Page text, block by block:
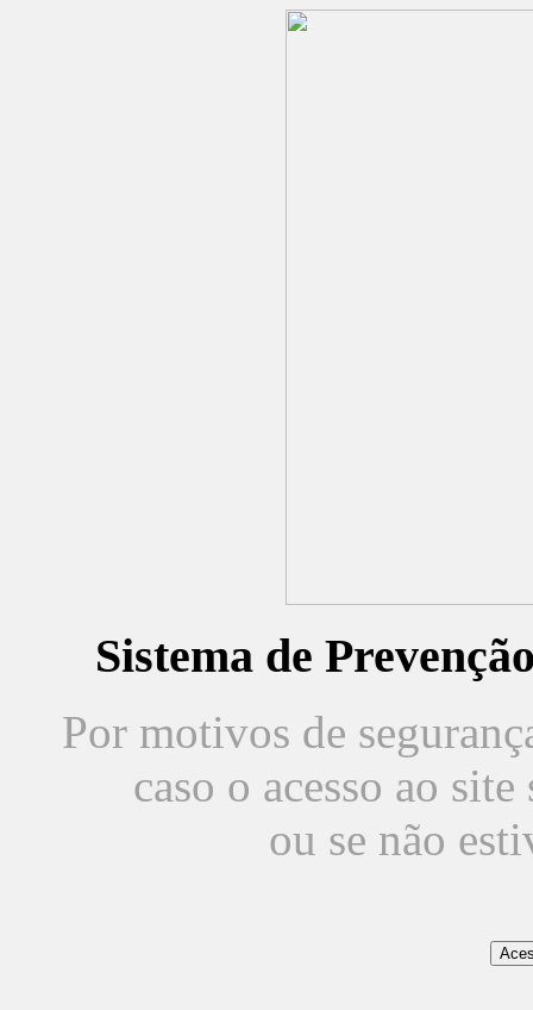
Sistema de
Por motivos de
caso o acesso ao
ou se não